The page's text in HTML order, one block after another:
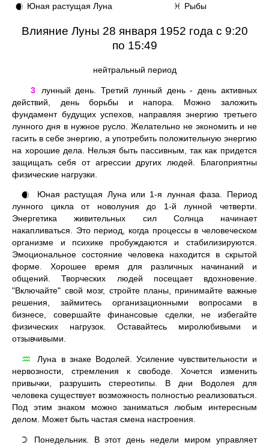
🌒 Юная растущая Луна ♓ Рыбы
Влияние Луны 28 января 1952 года с 9:20
по 15:49
нейтральный период
3
лунный день. Третий лунный день - день активных
действий, день борьбы и напора. Можно заложить
фундамент будущих успехов, направляя энергию третьего
лунного дня в нужное русло. Желательно не экономить и не
гасить в себе энергию, а употребить положительную энергию
на хорошие дела. Нельзя быть пассивным, так как придется
защищать себя от агрессии других людей. Благоприятны
физические нагрузки.
🌒
Юная растущая Луна или 1-я лунная фаза. Период
лунного цикла от новолуния до 1-й лунной четверти.
Энергетика живительных сил Солнца начинает
накапливаться. Это период, когда процессы в человеческом
организме и психике пробуждаются и стабилизируются.
Эмоциональное состояние человека находится в скрытой
форме. Хорошее время для различных начинаний и
общений. Творческих людей посещает вдохновение.
"Включайте" свой мозг, стройте планы, принимайте важные
решения, займитесь организационными вопросами в
бизнесе, совершайте финансовые сделки, не избегайте
физических нагрузок. Оставайтесь миролюбивыми и
отзывчивыми.
♒
Луна в знаке Водолей. Усиление чувствительности и
нервозности, стремления к свободе. Хочется изменить
привычки, разрушить стереотипы. В дни Водолея для
человека существует возможность полностью реализоваться.
Под этим знаком можно заниматься любым интересным
делом. Может быть частая смена настроения.
☽
Понедельник. В этот день недели миром управляет